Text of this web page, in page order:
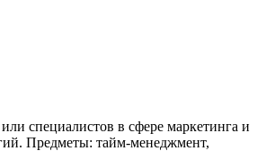
специалистов в сфере маркетинга и
Предметы: тайм-менеджмент,